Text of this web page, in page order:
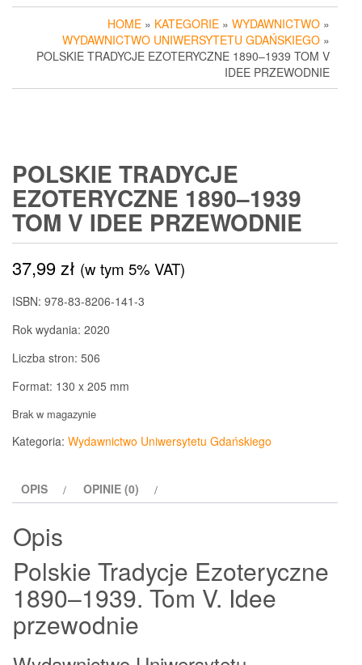
HOME » KATEGORIE » WYDAWNICTWO »
WYDAWNICTWO UNIWERSYTETU GDAŃSKIEGO »
POLSKIE TRADYCJE EZOTERYCZNE 1890–1939 TOM V
IDEE PRZEWODNIE
POLSKIE TRADYCJE
EZOTERYCZNE 1890–1939
TOM V IDEE PRZEWODNIE
37,99zł (w tym 5% VAT)
ISBN: 978-83-8206-141-3
Rok wydania: 2020
Liczba stron: 506
Format: 130 x 205 mm
Brak w magazynie
Kategoria: Wydawnictwo Uniwersytetu Gdańskiego
OPIS OPINIE (0)
Opis
Polskie Tradycje Ezoteryczne
1890–1939. Tom V. Idee
przewodnie